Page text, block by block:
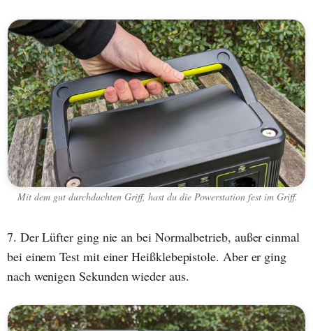
Mit dem gut durchdachten Griff, hast du die Powerstation fest im Griff.
7. Der Lüfter ging nie an bei Normalbetrieb, außer einmal
bei einem Test mit einer Heißklebepistole. Aber er ging
nach wenigen Sekunden wieder aus.